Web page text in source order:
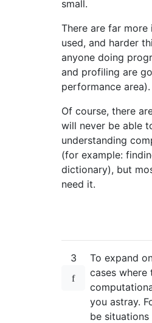
small.
There are far
used, and harder
anyone doing
and profiling are
performance area).
Of course, there
will never be able
understanding
(for example:
dictionary), but
need it.
3
To expand
cases where
you astray.
be